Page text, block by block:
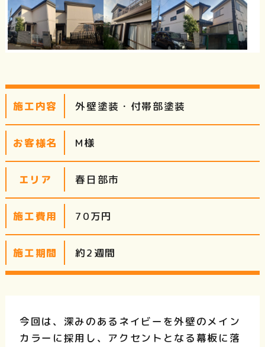
施工内容 外壁塗装・付帯部塗装
お客様名 M様
エリア 春日部市
施工費用 70万円
施工期間 約2週間
今回は、深みのあるネイビーを外壁のメイン
カラーに採用し、アクセントとなる幕板に落